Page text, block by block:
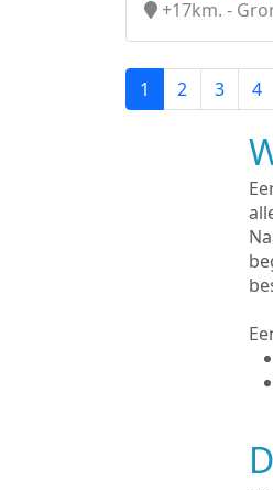
+17km. -
1 2 3 4